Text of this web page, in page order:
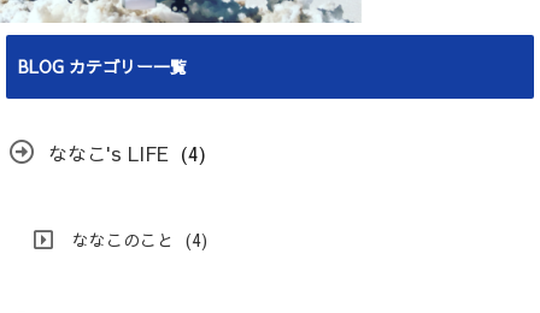
BLOG カテゴリー一覧
ななこ's LIFE (4)
ななこのこと (4)